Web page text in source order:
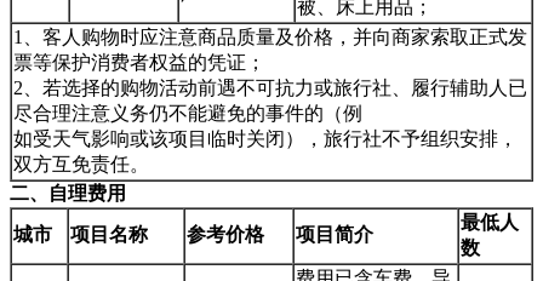
被、床上用品；
1、客人购物时应注意商品质量及价格，并向商家索取正式发
票等保护消费者权益的凭证；
2、若选择的购物活动前遇不可抗力或旅行社、履行辅助人已
尽合理注意义务仍不能避免的事件的（例
如受天气影响或该项目临时关闭），旅行社不予组织安排，
双方互免责任。
二、自理费用
城市
项目名称 参考价格 项目简介
最低人
数